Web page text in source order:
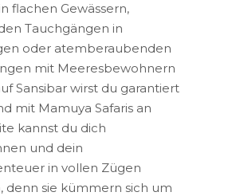
flachen Gewässern,
Tauchgängen in
oder atemberaubenden
mit Meeresbewohnern
Sansibar wirst du garantiert
mit Mamuya Safaris an
kannst du dich
und dein
in vollen Zügen
denn sie kümmern sich um